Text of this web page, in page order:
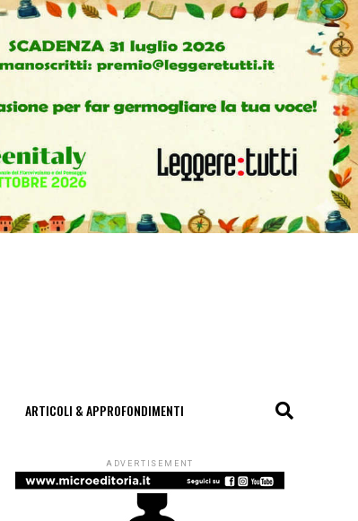
ARTICOLI & APPROFONDIMENTI
ADVERTISEMENT